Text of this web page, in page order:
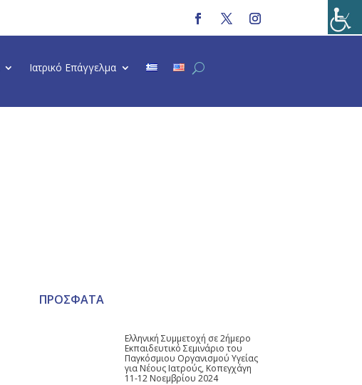
Ιατρικό Επάγγελμα
ΠΡΟΣΦΑΤΑ
Ελληνική Συμμετοχή σε 2ήμερο
Εκπαιδευτικό Σεμινάριο του
Παγκόσμιου Οργανισμού Υγείας
για Νέους Ιατρούς, Κοπεγχάγη
11-12 Νοεμβρίου 2024